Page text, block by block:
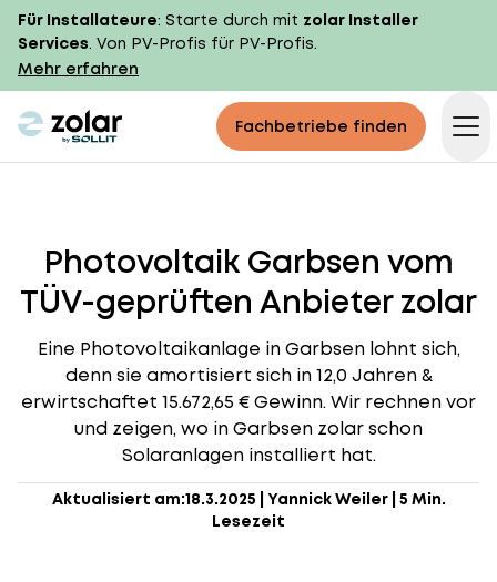
Für Installateure: Starte durch mit zolar Installer
Services. Von PV-Profis für PV-Profis.
Mehr erfahren
zolar logo Fachbetriebe finden
Photovoltaik Garbsen vom
TÜV-geprüften Anbieter zolar
Eine Photovoltaikanlage in Garbsen lohnt sich,
denn sie amortisiert sich in 12,0 Jahren &
erwirtschaftet 15.672,65 € Gewinn. Wir rechnen vor
und zeigen, wo in Garbsen zolar schon
Solaranlagen installiert hat.
Aktualisiert am:18.3.2025 Yannick Weiler| 5 Min.
Lesezeit